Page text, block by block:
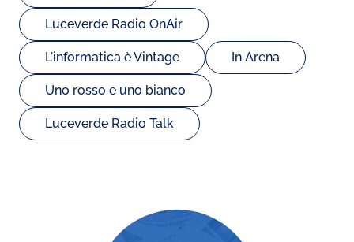
Luceverde Radio OnAir
L'informatica è Vintage In Arena
Uno rosso e uno bianco
Luceverde Radio Talk